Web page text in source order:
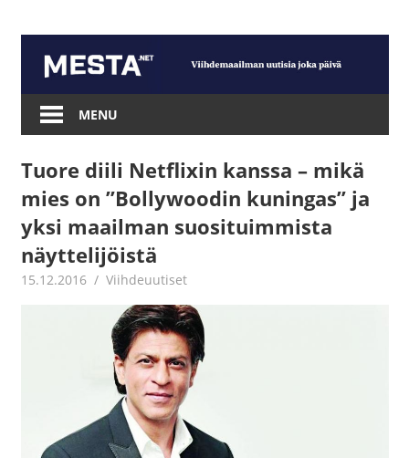
content
Mesta.net
MENU
Tuore diili Netflixin kanssa – mikä
mies on ”Bollywoodin kuningas” ja
yksi maailman suosituimmista
näyttelijöistä
15.12.2016 Juha Kaunisto
Viihdeuutiset